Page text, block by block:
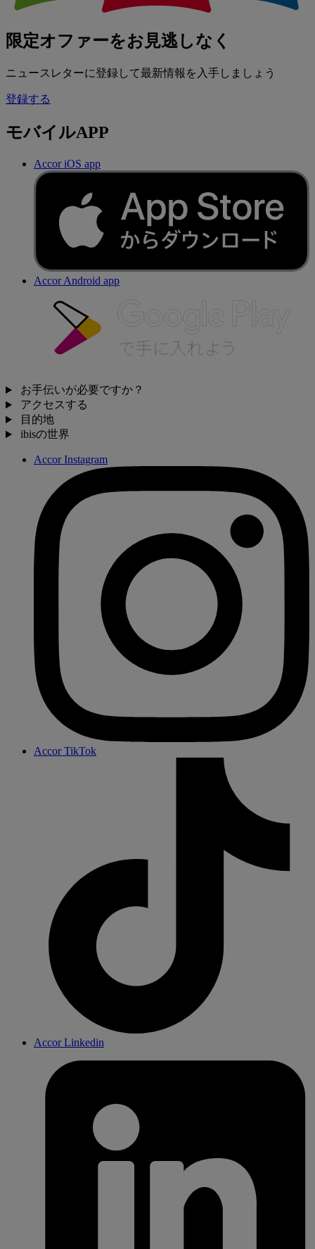
限定オファーをお見逃しなく
ニュースレターに登録して最新情報を入手しましょう
登録する
モバイルAPP
Accor iOS app
Accor Android app
お手伝いが必要ですか？
アクセスする
目的地
ibisの世界
Accor Instagram
Accor TikTok
Accor Linkedin